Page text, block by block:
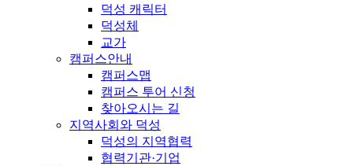
덕성 캐릭터
덕성체
교가
캠퍼스안내
캠퍼스맵
캠퍼스 투어 신청
찾아오시는 길
지역사회와 덕성
덕성의 지역협력
협력기관·기업